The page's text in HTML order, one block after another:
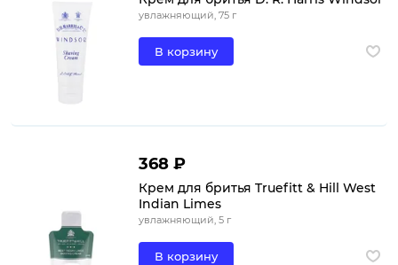
увлажняющий, 75 г
В корзину
368 ₽
Крем для бритья Truefitt & Hill West
Indian Limes
увлажняющий, 5 г
В корзину